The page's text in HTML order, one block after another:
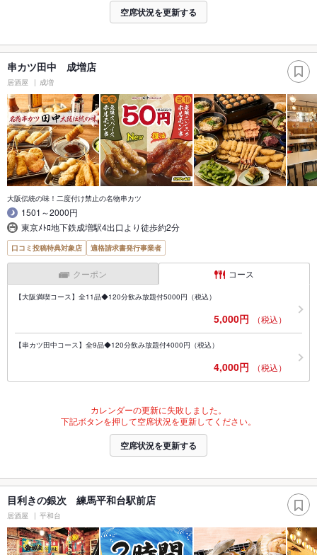
空席状況を更新する
串カツ田中 成増店
居酒屋 成増
大阪伝統の味！二度付け禁止の名物串カツ
1501～2000円
東京ﾒﾄﾛ地下鉄成増駅4出口より徒歩約2分
口コミ投稿特典対象店 適格請求書発行事業者
クーポン コース
【大阪満喫コース】全11品◆120分飲み放題付5000円（税込）
5,000円 （税込）
【串カツ田中コース】全9品◆120分飲み放題付4000円（税込）
4,000円 （税込）
カレンダーの更新に失敗しました。
下記ボタンを押して空席状況を更新してください。
空席状況を更新する
目利きの銀次 練馬平和台駅前店
居酒屋 平和台